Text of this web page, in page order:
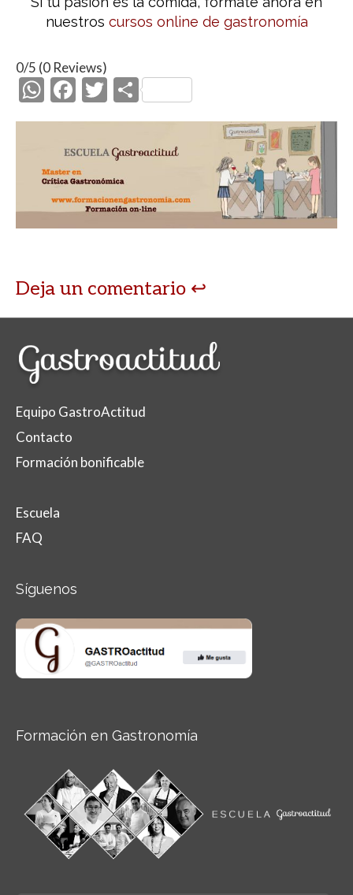
nuestros cursos online de gastronomía
0/5 (0 Reviews)
W
h
at
s
A
p
F
ac
e
b
o
o
T
w
itt
er
C
o
p
ar
ti
Deja un comentario
Equipo GastroActitud
Contacto
Formación bonificable
Escuela
FAQ
Síguenos
Formación en Gastronomía